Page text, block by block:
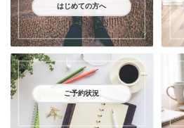
はじめての方へ
ご予約状況